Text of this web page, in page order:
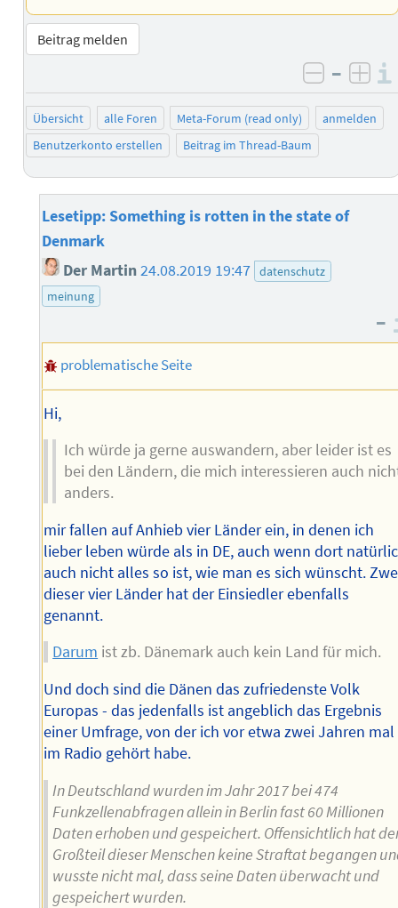
Beitrag melden
negativ
–
Übersicht alle Foren Meta-Forum (read only)
anmelden
Benutzerkonto erstellen
Beitrag im Thread-Baum
Lesetipp: Something is rotten in the state of
Denmark
Der Martin24.08.2019 19:47 datenschutz
meinung
–
problematische Seite
Hi,
Ich würde ja gerne auswandern, aber leider ist es
bei den Ländern, die mich interessieren auch
anders.
mir fallen auf Anhieb vier Länder ein, in denen ich
lieber leben würde als in DE, auch wenn dort
auch nicht alles so ist, wie man es sich wünscht.
dieser vier Länder hat der Einsiedler ebenfalls
genannt.
Darum ist zb. Dänemark auch kein Land für mich.
Und doch sind die Dänen das zufriedenste Volk
Europas - das jedenfalls ist angeblich das Ergebnis
einer Umfrage, von der ich vor etwa zwei Jahren mal
im Radio gehört habe.
In Deutschland wurden im Jahr 2017 bei 474
Funkzellenabfragen allein in Berlin fast 60 Millionen
Daten erhoben und gespeichert. Offensichtlich hat
Großteil dieser Menschen keine Straftat begangen
wusste nicht mal, dass seine Daten überwacht und
gespeichert wurden.